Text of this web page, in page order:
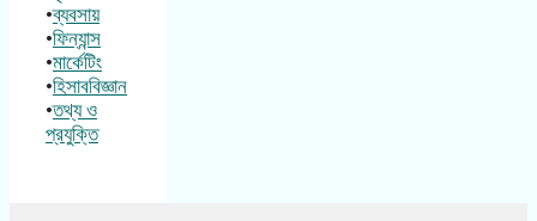
•ব্যবসায়
•ফিন্যান্স
•মার্কেটিং
•হিসাববিজ্ঞান
•তথ্য ও
প্রযুক্তি